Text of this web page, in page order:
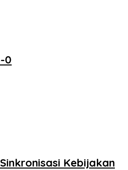
0
Kebijakan